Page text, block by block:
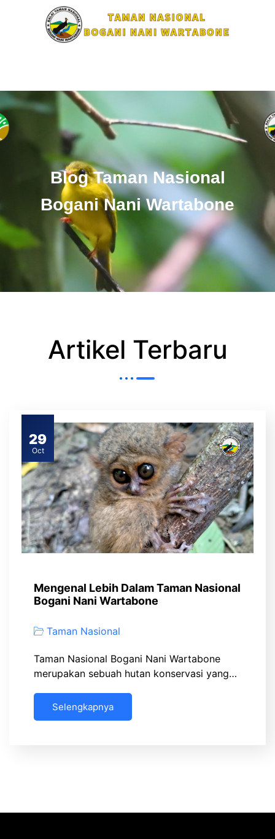
Blog Taman Nasional
Bogani Nani Wartabone
Artikel Terbaru
29
Oct
Mengenal Lebih Dalam Taman Nasional
Bogani Nani Wartabone
Taman Nasional
Taman Nasional Bogani Nani Wartabone
merupakan sebuah hutan konservasi yang…
Selengkapnya